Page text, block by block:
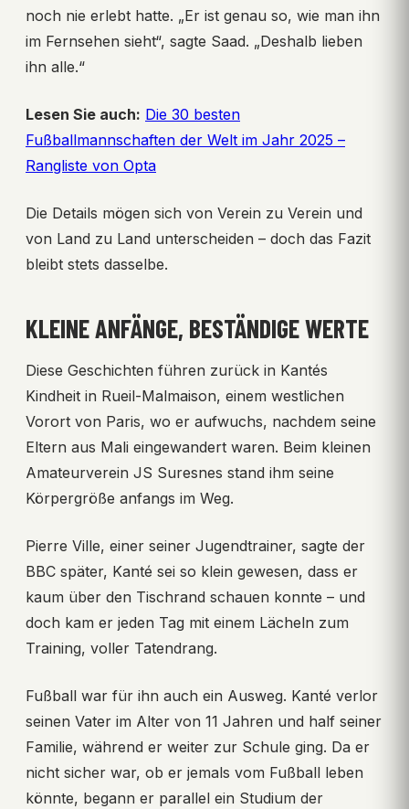
noch nie erlebt hatte. „Er ist genau so, wie man ihn
im Fernsehen sieht“, sagte Saad. „Deshalb lieben
ihn alle.“
Lesen Sie auch: Die 30 besten
Fußballmannschaften der Welt im Jahr 2025 –
Rangliste von Opta
Die Details mögen sich von Verein zu Verein und
von Land zu Land unterscheiden – doch das Fazit
bleibt stets dasselbe.
KLEINE ANFÄNGE, BESTÄNDIGE WERTE
Diese Geschichten führen zurück in Kantés
Kindheit in Rueil-Malmaison, einem westlichen
Vorort von Paris, wo er aufwuchs, nachdem seine
Eltern aus Mali eingewandert waren. Beim kleinen
Amateurverein JS Suresnes stand ihm seine
Körpergröße anfangs im Weg.
Pierre Ville, einer seiner Jugendtrainer, sagte der
BBC später, Kanté sei so klein gewesen, dass er
kaum über den Tischrand schauen konnte – und
doch kam er jeden Tag mit einem Lächeln zum
Training, voller Tatendrang.
Fußball war für ihn auch ein Ausweg. Kanté verlor
seinen Vater im Alter von 11 Jahren und half seiner
Familie, während er weiter zur Schule ging. Da er
nicht sicher war, ob er jemals vom Fußball leben
könnte, begann er parallel ein Studium der